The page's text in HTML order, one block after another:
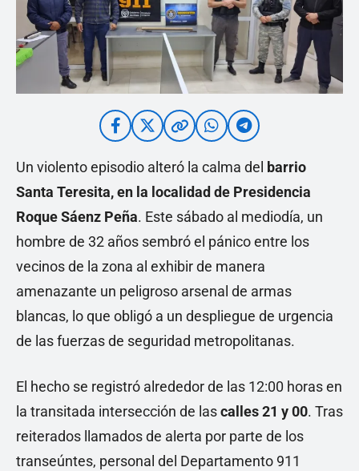
Un violento episodio alteró la calma del barrio
Santa Teresita, en la localidad de Presidencia
Roque Sáenz Peña. Este sábado al mediodía, un
hombre de 32 años sembró el pánico entre los
vecinos de la zona al exhibir de manera
amenazante un peligroso arsenal de armas
blancas, lo que obligó a un despliegue de urgencia
de las fuerzas de seguridad metropolitanas.
El hecho se registró alrededor de las 12:00 horas en
la transitada intersección de lascalles 21 y 00. Tras
reiterados llamados de alerta por parte de los
transeúntes, personal del Departamento 911